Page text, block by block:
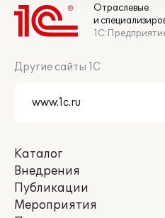
Отраслевые
и
Другие сайты 1С
Каталог
Внедрения
Публикации
Мероприятия